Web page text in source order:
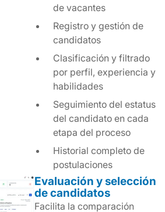
de vacantes
Registro y gestión de
candidatos
Clasificación y filtrado
por perfil, experiencia y
habilidades
Seguimiento del estatus
del candidato en cada
etapa del proceso
Historial completo de
postulaciones
Evaluación y selección
de candidatos
Facilita la comparación